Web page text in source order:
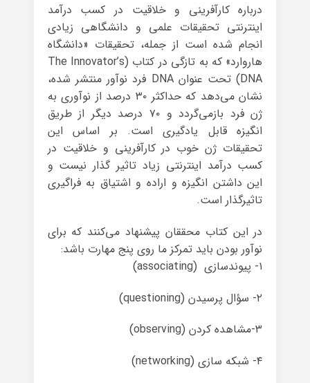
درباره کارآفرینی و خلاقیت در کسب درآمد
اینترنتی تحقیقات علمی و دانشگاهی زیادی
انجام شده است از جمله، تحقیقات «دانشگاه
هاروارد» که به تازگی در کتاب (The Innovator’s
DNA) تحت عنوان DNA فرد نوآور منتشر شده،
نشان می‌دهد که حداکثر ۳۰ درصد از نوآوری به
ژن فرد بازمی‌گردد و ۷۰ درصد دیگر از طریق
انگیزه قابل یادگیری است. بر اساس این
تحقیقات ژن خوب در کارآفرینی و خلاقیت در
کسب درآمد اینترنتی زیاد تاثیر گذار نیست و
این داشتن انگیزه و اراده و اشتیاق به فراگیری
تاثیرگذار است.
در این کتاب محققان پیشنهاد می‌کنند که برای
نوآور بودن باید تمرکز ما روی پنج مهارت باشد:
۱- پیوندسازی (associating)
۲- سؤال پرسیدن (questioning)
۳-مشاهده کردن (observing)
۴- شبکه سازی (networking)